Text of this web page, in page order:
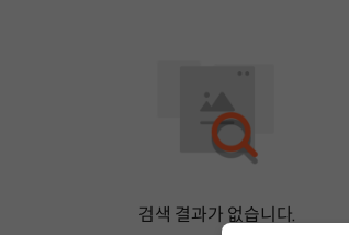
검색 결과가 없습니다.